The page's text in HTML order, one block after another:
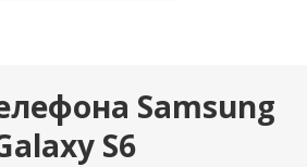
Samsung
S6